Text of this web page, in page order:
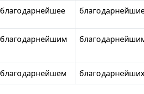
благодарнейшее
благодарнейшим
благодарнейшем благодарнейших